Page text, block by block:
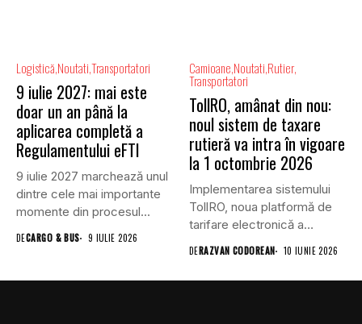
Logistică NoutatiTransportatori
9 iulie 2027: mai este
doar un an până la
aplicarea completă a
Regulamentului eFTI
9 iulie 2027 marchează unul
dintre cele mai importante
momente din procesul...
DECARGO & BUS 9 IULIE 2026
Camioane Noutati Rutier
Transportatori
TollRO, amânat din nou:
noul sistem de taxare
rutieră va intra în vigoare
la 1 octombrie 2026
Implementarea sistemului
TollRO, noua platformă de
tarifare electronică a
utilizării infrastructurii
rutiere...
DERAZVAN CODOREAN 10 IUNIE 2026